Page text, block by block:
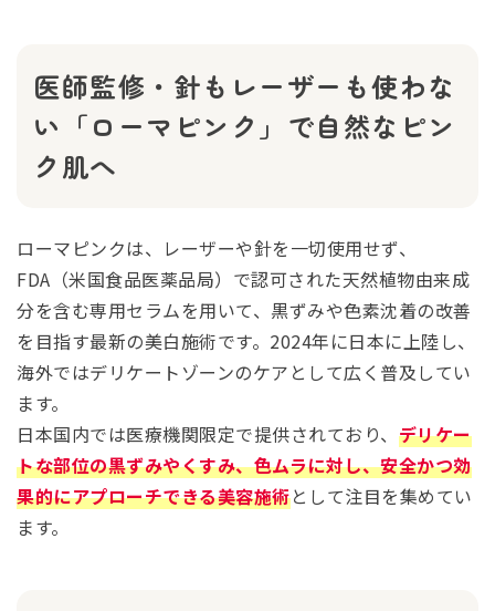
医師監修・針もレーザーも使わな
い「ローマピンク」で自然なピン
ク肌へ
ローマピンクは、レーザーや針を一切使用せず、
FDA（米国食品医薬品局）で認可された天然植物由来成
分を含む専用セラムを用いて、黒ずみや色素沈着の改善
を目指す最新の美白施術です。2024年に日本に上陸し、
海外ではデリケートゾーンのケアとして広く普及してい
ます。
日本国内では医療機関限定で提供されており、 デリケー
トな部位の黒ずみやくすみ、色ムラに対し、安全かつ効
果的にアプローチできる美容施術として注目を集めてい
ます。